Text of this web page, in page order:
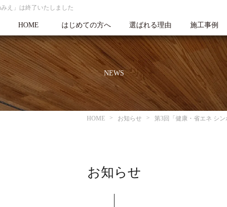
え」は終了いたしました
HOME はじめての方へ 選ばれる理由 施工事例
NEWS
HOME お知らせ 第3回「健康・省エネ シ
お知らせ